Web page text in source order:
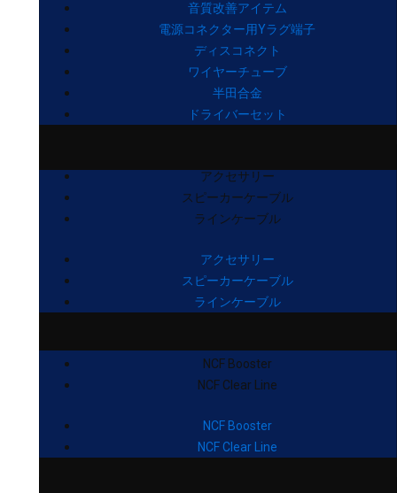
音質改善アイテム
電源コネクター用Yラグ端子
ディスコネクト
ワイヤーチューブ
半田合金
ドライバーセット
アクセサリー
スピーカーケーブル
ラインケーブル
アクセサリー
スピーカーケーブル
ラインケーブル
NCF Booster
NCF Clear Line
NCF Booster
NCF Clear Line